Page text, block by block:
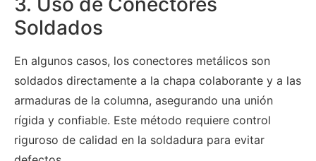
Soldados
En algunos casos, los conectores metálicos son
soldados directamente a la chapa colaborante y a las
armaduras de la columna, asegurando una unión
rígida y confiable. Este método requiere control
riguroso de calidad en la soldadura para evitar